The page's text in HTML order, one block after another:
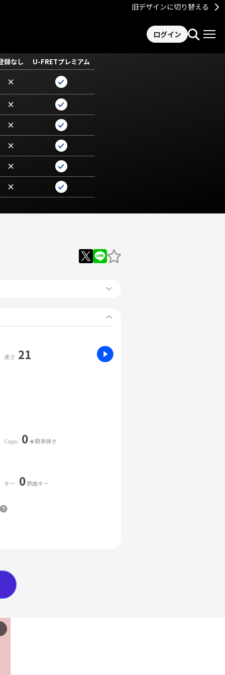
旧デザインに切り替える
ログイン
録なし U-FRETプレミアム
×
×
×
×
×
×
速さ 21
Capo 0★簡単弾き
キー 0原曲キー